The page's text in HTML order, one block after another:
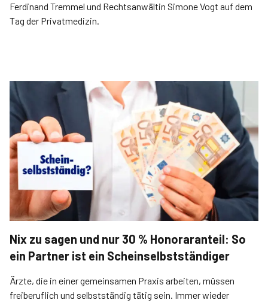
Ferdinand Tremmel und Rechtsanwältin Simone Vogt auf dem
Tag der Privatmedizin.
Nix zu sagen und nur 30 % Honoraranteil: So
ein Partner ist ein Scheinselbstständiger
Ärzte, die in einer gemeinsamen Praxis arbeiten, müssen
freiberuflich und selbstständig tätig sein. Immer wieder